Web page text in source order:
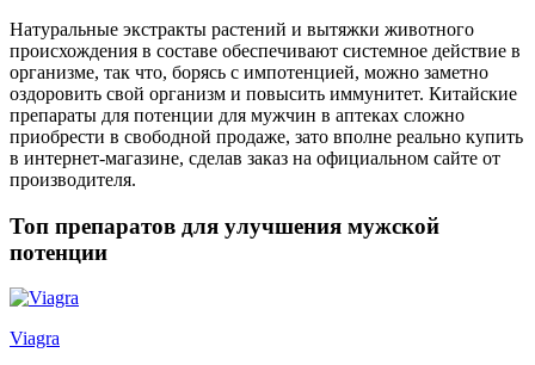
Натуральные экстракты растений и вытяжки животного
происхождения в составе обеспечивают системное действие в
организме, так что, борясь с импотенцией, можно заметно
оздоровить свой организм и повысить иммунитет. Китайские
препараты для потенции для мужчин в аптеках сложно
приобрести в свободной продаже, зато вполне реально купить
в интернет-магазине, сделав заказ на официальном сайте от
производителя.
Топ препаратов для улучшения мужской
потенции
Viagra